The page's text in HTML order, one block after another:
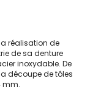
réalisation de
de sa denture
inoxydable. De
découpe de tôles
mm.